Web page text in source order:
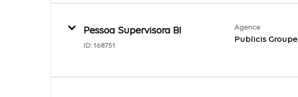
Pessoa Supervisora BI
ID: 168751
Agence
Publicis Groupe